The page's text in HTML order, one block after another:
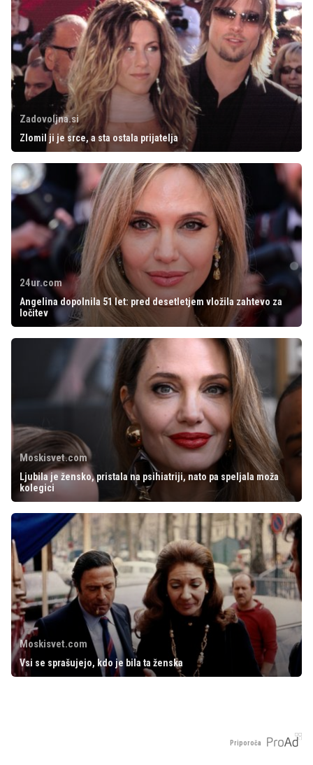
Zadovoljna.si
Zlomil ji je srce, a sta ostala prijatelja
24ur.com
Angelina dopolnila 51 let: pred desetletjem vložila zahtevo za
ločitev
Moskisvet.com
Ljubila je žensko, pristala na psihiatriji, nato pa speljala moža
kolegici
Moskisvet.com
Vsi se sprašujejo, kdo je bila ta ženska
Priporoča